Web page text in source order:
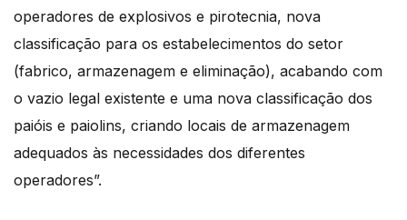
operadores de explosivos e pirotecnia, nova
classificação para os estabelecimentos do setor
(fabrico, armazenagem e eliminação), acabando com
o vazio legal existente e uma nova classificação dos
paióis e paiolins, criando locais de armazenagem
adequados às necessidades dos diferentes
operadores”.